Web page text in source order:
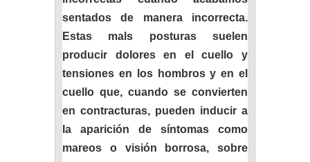
sentados de manera incorrecta.
Estas mals posturas suelen
producir dolores en el cuello y
tensiones en los hombros y en el
cuello que, cuando se convierten
en contracturas, pueden inducir a
la aparición de síntomas como
mareos o visión borrosa, sobre